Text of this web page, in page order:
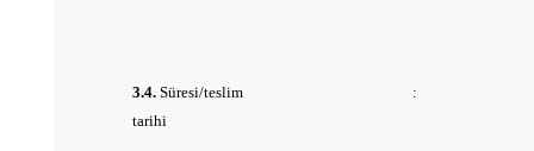
3.4. Süresi/teslim
tarihi
: